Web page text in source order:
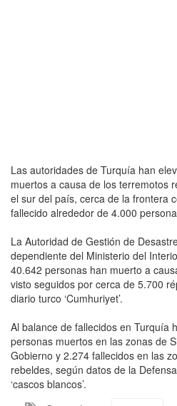
Las autoridades de Turquía han
muertos a causa de los terremotos
el sur del país, cerca de la frontera
fallecido alrededor de 4.000
La Autoridad de Gestión de
dependiente del Ministerio del
40.642 personas han muerto a
visto seguidos por cerca de 5.700
diario turco ‘Cumhuriyet’.
Al balance de fallecidos en Turquía
personas muertos en las zonas de
Gobierno y 2.274 fallecidos en las
rebeldes, según datos de la
‘cascos blancos’.